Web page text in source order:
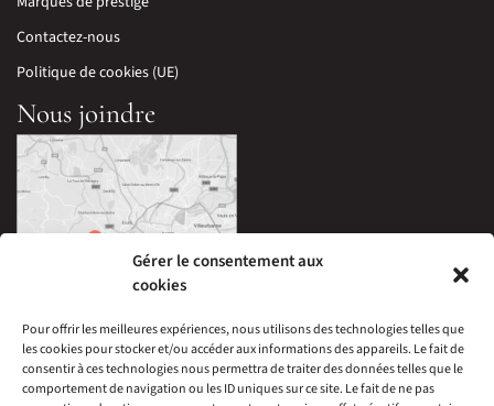
Gérer le consentement aux
cookies
Pour offrir les meilleures expériences, nous utilisons des technologies telles que
les cookies pour stocker et/ou accéder aux informations des appareils. Le fait de
consentir à ces technologies nous permettra de traiter des données telles que le
comportement de navigation ou les ID uniques sur ce site. Le fait de ne pas
Contactez-nous
Politique de cookies (UE)
Nous joindre
33 Avenue Edouard Millaud,
69290 Craponne, France